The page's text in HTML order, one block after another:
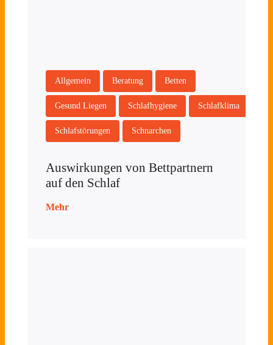
Allgemein Beratung Betten
Gesund Liegen Schlafhygiene Schlafklima
Schlafstörungen Schnarchen
Auswirkungen von Bettpartnern
auf den Schlaf
Mehr